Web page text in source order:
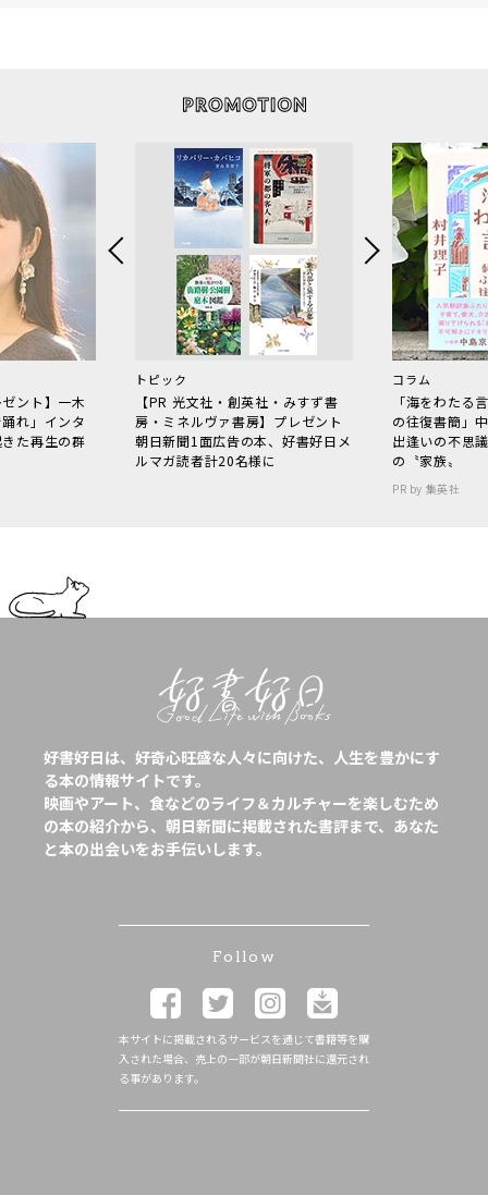
ント】一木
れ」インタ
た再生の群
トピック
【PR 光文社・創英社・みすず書
房・ミネルヴァ書房】プレゼント
朝日新聞1面広告の本、好書好日メ
ルマガ読者計20名様に
コラム
「海をわた
の往復書簡」
出逢いの不思
の〝家族〟
PR by 集英社
好書好日は、好奇心旺盛な人々に向けた、人生を豊かにす
る本の情報サイトです。
映画やアート、食などのライフ＆カルチャーを楽しむため
の本の紹介から、朝日新聞に掲載された書評まで、あなた
と本の出会いをお手伝いします。
Follow
本サイトに掲載されるサービスを通じて書籍等を購
入された場合、売上の一部が朝日新聞社に還元され
る事があります。